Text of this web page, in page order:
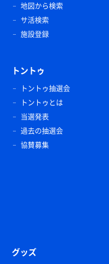
地図から検索
サ活検索
施設登録
トントゥ
トントゥ抽選会
トントゥとは
当選発表
過去の抽選会
協賛募集
グッズ